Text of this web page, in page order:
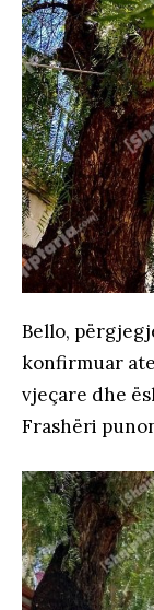
Bello,
konfirmuar
vjeçare dhe
Frashëri